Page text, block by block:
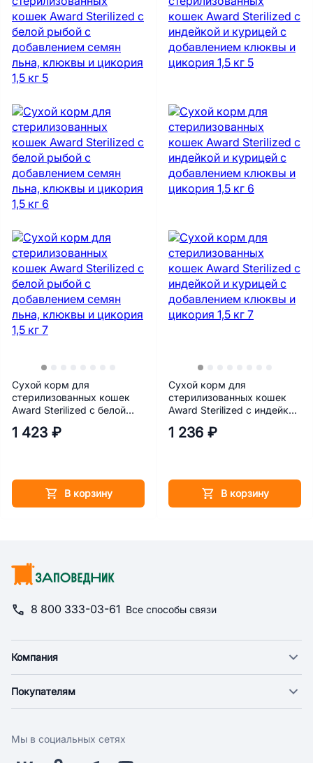
Сухой корм для
стерилизованных кошек
Award Sterilized с белой
семян льна, клюквы и
1 423 ₽
В корзину
Сухой корм для
стерилизованных кошек
Award Sterilized с индейкой
клюквы и цикория 1,5 кг
1 236 ₽
В корзину
8 800 333-03-61 Все способы связи
Компания
Новости
Поставщикам
Покупателям
Оплата
Мы в социальных сетях